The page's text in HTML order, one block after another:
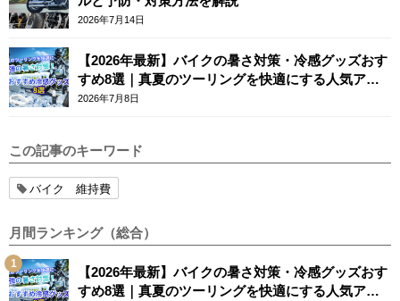
2026年7月14日
【2026年最新】バイクの暑さ対策・冷感グッズおす
すめ8選｜真夏のツーリングを快適にする人気アイ
テム
2026年7月8日
この記事のキーワード
バイク 維持費
月間ランキング（総合）
【2026年最新】バイクの暑さ対策・冷感グッズおす
すめ8選｜真夏のツーリングを快適にする人気アイ